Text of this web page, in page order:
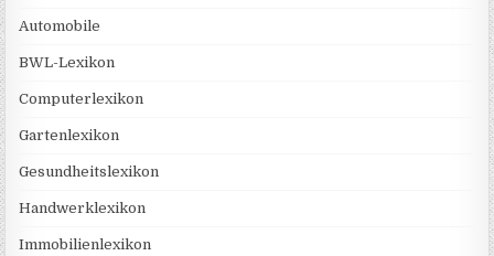
Automobile
BWL-Lexikon
Computerlexikon
Gartenlexikon
Gesundheitslexikon
Handwerklexikon
Immobilienlexikon